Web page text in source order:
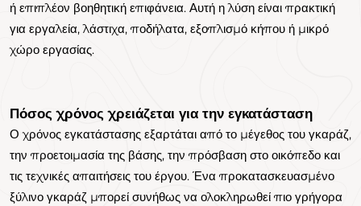
ή επιπλέον βοηθητική επιφάνεια. Αυτή η λύση είναι πρακτική
για εργαλεία, λάστιχα, ποδήλατα, εξοπλισμό κήπου ή μικρό
χώρο εργασίας.
Πόσος χρόνος χρειάζεται για την εγκατάσταση
Ο χρόνος εγκατάστασης εξαρτάται από το μέγεθος του γκαράζ,
την προετοιμασία της βάσης, την πρόσβαση στο οικόπεδο και
τις τεχνικές απαιτήσεις του έργου. Ένα προκατασκευασμένο
ξύλινο γκαράζ μπορεί συνήθως να ολοκληρωθεί πιο γρήγορα